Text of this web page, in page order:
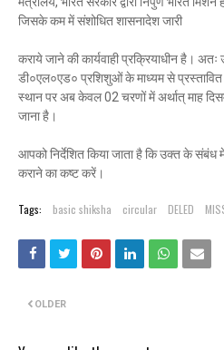
जिसके कम में संशोधित शासनादेश जारी
कराये जाने की कार्यवाही प्रक्रियाधीन है।
डी०एल०एड० प्रशिशुओं के माध्यम से प्रस्तावित
स्थान पर अब केवल 02 चरणों में अर्थात् माह
जाना है।
आपको निर्देशित किया जाता है कि उक्त के
कराने का कष्ट करें।
Tags: basic shiksha circular DELED
OLDER